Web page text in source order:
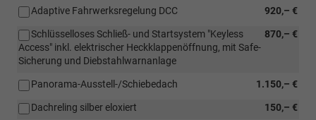
920,– €
Adaptive Fahrwerksregelung DCC
870,– €
Schlüsselloses Schließ- und Startsystem "Keyless
Access" inkl. elektrischer Heckklappenöffnung, mit Safe-
Sicherung und Diebstahlwarnanlage
1.150,– €
Panorama-Ausstell-/Schiebedach
150,– €
Dachreling silber eloxiert